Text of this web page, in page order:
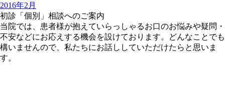
2016年2月
初診「個別」相談へのご案内
当院では、患者様が抱えていらっしゃるお口のお悩みや疑問・
不安などにお応えする機会を設けております。どんなことでも
構いませんので、私たちにお話ししていただけたらと思いま
す。